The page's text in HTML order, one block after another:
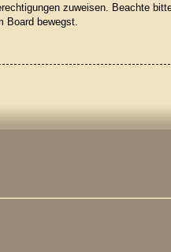
zuweisen. Beachte
Board bewegst.